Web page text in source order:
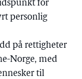
for
personlig
på rettigheter
Norge, med
til